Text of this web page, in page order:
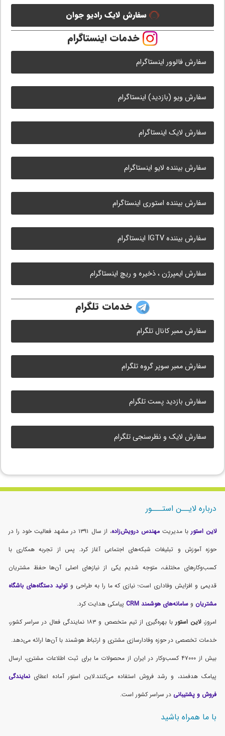
سفارش لایک رادیو جوان
خدمات اینستاگرام
سفارش فالوور اینستاگرام
سفارش ویو (بازدید) اینستاگرام
سفارش لایک اینستاگرام
سفارش بیننده لایو اینستاگرام
سفارش بیننده استوری اینستاگرام
سفارش بیننده IGTV اینستاگرام
سفارش ایمپرژن ، ذخیره و ریچ اینستاگرام
خدمات تلگرام
سفارش ممبر کانال تلگرام
سفارش ممبر سوپر گروه تلگرام
سفارش بازدید پست تلگرام
سفارش لایک و نظرسنجی تلگرام